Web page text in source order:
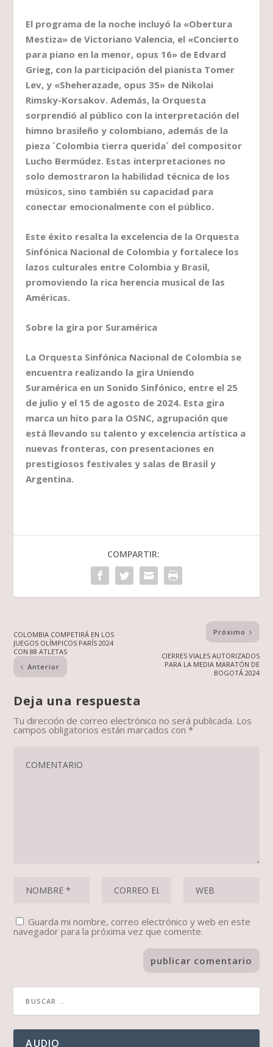
El programa de la noche incluyó la «Obertura
Mestiza» de Victoriano Valencia, el «Concierto
para piano en la menor, opus 16» de Edvard
Grieg, con la participación del pianista Tomer
Lev, y «Sheherazade, opus 35» de Nikolai
Rimsky-Korsakov. Además, la Orquesta
sorprendió al público con la interpretación del
himno brasileño y colombiano, además de la
pieza ´Colombia tierra querida´ del compositor
Lucho Bermúdez. Estas interpretaciones no
solo demostraron la habilidad técnica de los
músicos, sino también su capacidad para
conectar emocionalmente con el público.
Este éxito resalta la excelencia de la Orquesta
Sinfónica Nacional de Colombia y fortalece los
lazos culturales entre Colombia y Brasil,
promoviendo la rica herencia musical de las
Américas.
Sobre la gira por Suramérica
La Orquesta Sinfónica Nacional de Colombia se
encuentra realizando la gira Uniendo
Suramérica en un Sonido Sinfónico, entre el 25
de julio y el 15 de agosto de 2024. Esta gira
marca un hito para la OSNC, agrupación que
está llevando su talento y excelencia artística a
nuevas fronteras, con presentaciones en
prestigiosos festivales y salas de Brasil y
Argentina.
COMPARTIR:
COLOMBIA COMPETIRÁ EN LOS
JUEGOS OLÍMPICOS PARÍS 2024
CON 88 ATLETAS
Anterior
Próximo
CIERRES VIALES AUTORIZADOS
PARA LA MEDIA MARATÓN DE
BOGOTÁ 2024
Deja una respuesta
Tu dirección de correo electrónico no será publicada. Los
campos obligatorios están marcados con*
Guarda mi nombre, correo electrónico y web en este
navegador para la próxima vez que comente.
AUDIO